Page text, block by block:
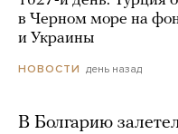
в Черном море на
и Украины
НОВОСТИ день назад
В Болгарию